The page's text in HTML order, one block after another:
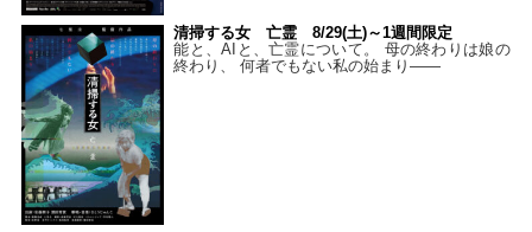
清掃する女 亡霊 8/29(土)～1週間限定
能と、AIと、亡霊について。 母の終わりは娘の
終わり、 何者でもない私の始まり――